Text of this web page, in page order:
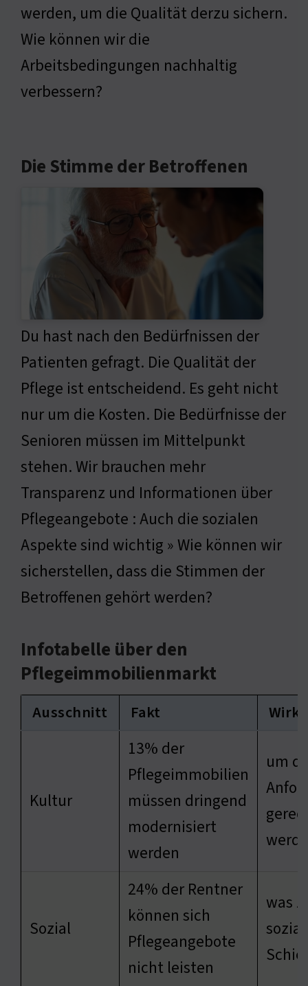
werden, um die Qualität derzu sichern.
Wie können wir die
Arbeitsbedingungen nachhaltig
verbessern?
Die Stimme der Betroffenen
Du hast nach den Bedürfnissen der
Patienten gefragt. Die Qualität der
Pflege ist entscheidend. Es geht nicht
nur um die Kosten. Die Bedürfnisse der
Senioren müssen im Mittelpunkt
stehen. Wir brauchen mehr
Transparenz und Informationen über
Pflegeangebote : Auch die sozialen
Aspekte sind wichtig » Wie können wir
sicherstellen, dass die Stimmen der
Betroffenen gehört werden?
Infotabelle über den
Pflegeimmobilienmarkt
Ausschnitt Fakt
Kultur
13% der
Pflegeimmobilien
müssen dringend
modernisiert
werden
um
Sozial
24% der Rentner
können sich
Pflegeangebote
nicht leisten
was